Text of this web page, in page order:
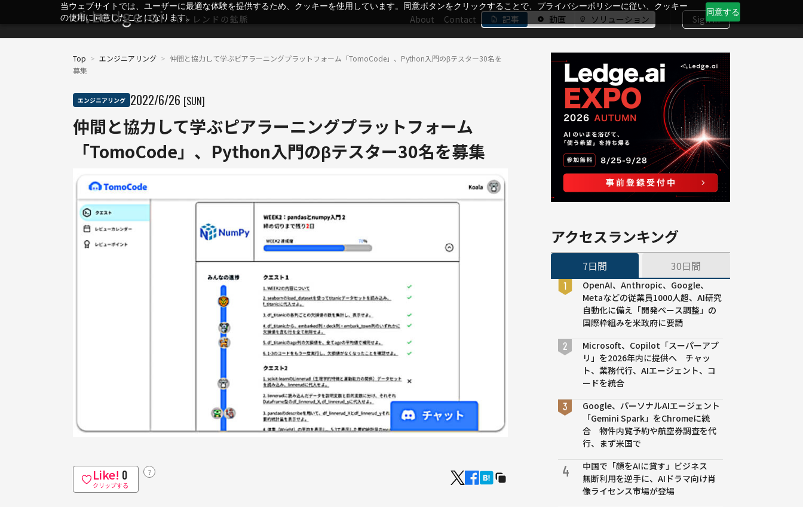
当ウェブサイトでは、ユーザーに最適な体験を提供するため、クッキーを使用しています。同意ボタンをクリックすることで、プライバシーポリシーに従い、クッキー
の使用に同意したことになります。
同意する
About Contact 記事 動画 ソリューション Sign In
Top > エンジニアリング > 仲間と協力して学ぶピアラーニングプラットフォーム「TomoCode」、Python入門のβテスター30名を
募集
エンジニアリング 2022/6/26 [SUN]
仲間と協力して学ぶピアラーニングプラットフォーム
「TomoCode」、Python入門のβテスター30名を募集
Like! 0
クリップする
？
アクセスランキング
7日間 30日間
OpenAI、Anthropic、Google、
Metaなどの従業員1000人超、AI研究
自動化に備え「開発ペース調整」の
国際枠組みを米政府に要請
Microsoft、Copilot「スーパーアプ
リ」を2026年内に提供へ チャッ
ト、業務代行、AIエージェント、コ
ードを統合
Google、パーソナルAIエージェント
「Gemini Spark」をChromeに統
合 物件内覧予約や航空券調査を代
行、まず米国で
4
中国で「顔をAIに貸す」ビジネス
無断利用を逆手に、AIドラマ向け肖
像ライセンス市場が登場